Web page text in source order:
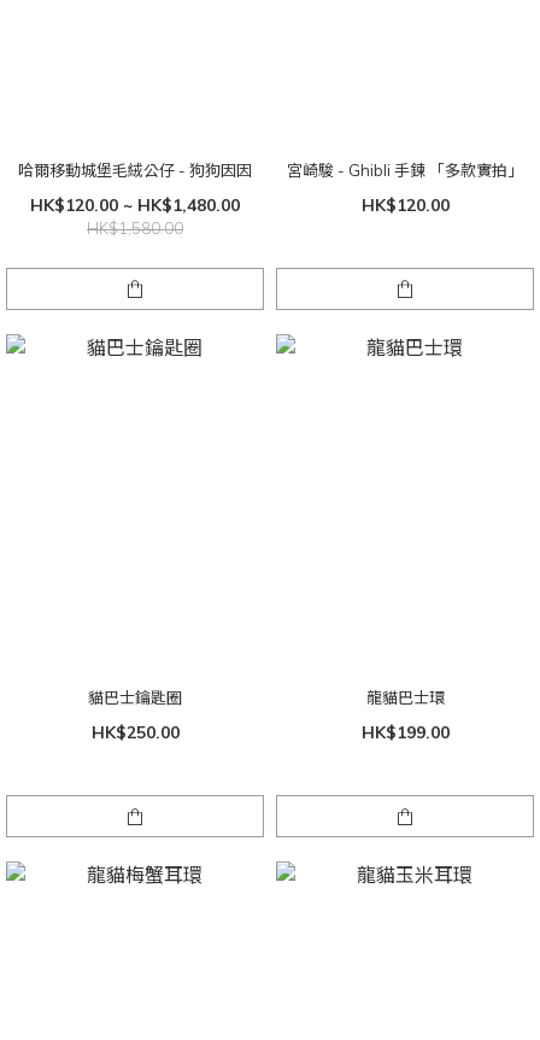
哈爾移動城堡毛絨公仔 - 狗狗因因
HK$120.00 ~ HK$1,480.00
HK$1,580.00
宮崎駿 - Ghibli 手鍊 「多款實拍」
HK$120.00
貓巴士鑰匙圈
HK$250.00
龍貓巴士環
HK$199.00